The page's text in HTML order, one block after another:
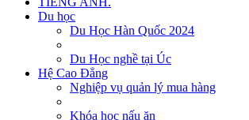
Du học
Du Học Hàn Quốc 2024
Du Học nghề tại Úc
Hệ Cao Đẳng
Nghiệp vụ quản lý mua hàng
Khóa học nấu ăn